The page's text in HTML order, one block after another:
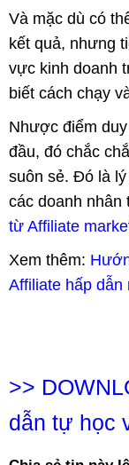
Và mặc dù có
kết quả, nhưng
vực kinh doanh
biết cách chạy
Nhược điểm
đầu, đó chắc
suôn sẻ. Đó là
các doanh nhân
từ Affiliate
Xem thêm:
Affiliate hấp dẫn
>>
dẫn tự học